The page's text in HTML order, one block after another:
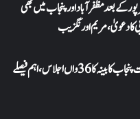
کے بعد مظفرآباد اور پنجاب میں بھی
کا دعویٰ، مریم اورنگزیب
مریم نواز کی زیر صدارت پنجاب کابینہ کا 36واں اجلاس،اہم فیصلے